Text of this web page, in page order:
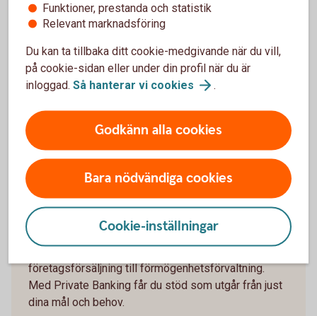
juridiska dokument finns på plats, till exempel:
testamente
framtidsfullmakt
kompanjonavtal om det finns flera ägare
även om något oväntat inträffar.
Bli kontaktad av Private
Banking
Vi hjälper dig att planera helheten – från
företagsförsäljning till förmögenhetsförvaltning.
Med Private Banking får du stöd som utgår från just
dina mål och behov.
Funktioner, prestanda och statistik
Relevant marknadsföring
Du kan ta tillbaka ditt cookie-medgivande när du vill,
på cookie-sidan eller under din profil när du är
inloggad. Så hanterar vi cookies .
Godkänn alla cookies
Bara nödvändiga cookies
Cookie-inställningar